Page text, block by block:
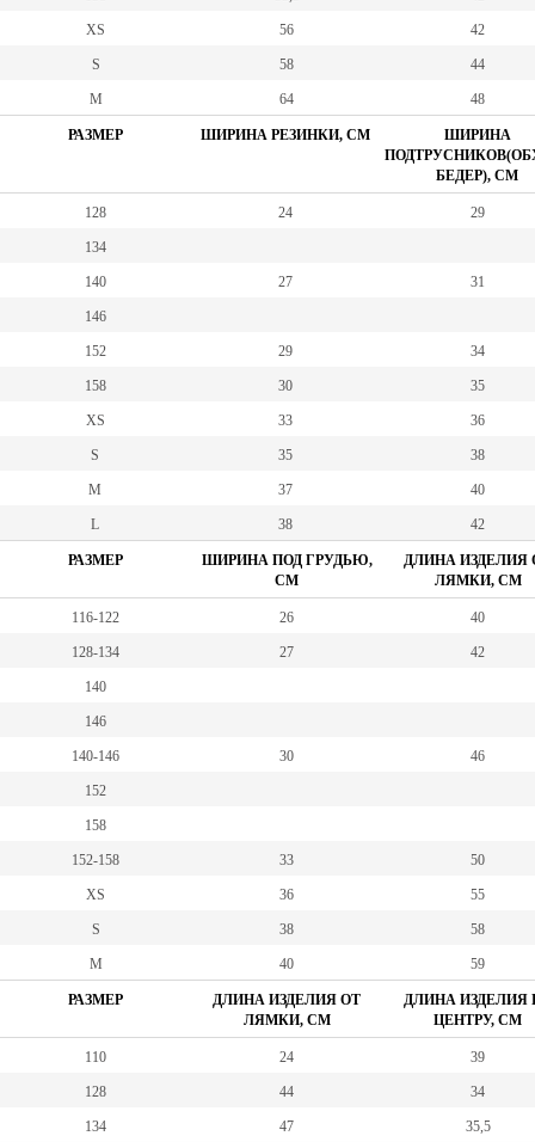
XS 56 42
S 58 44
M 64 48
РАЗМЕР ШИРИНА РЕЗИНКИ, СМ
ШИРИНА
БЕДЕР), СМ
128 24 29
134
140 27 31
146
152 29 34
158 30 35
XS 33 36
S 35 38
M 37 40
L 38 42
РАЗМЕР
ШИРИНА ПОД ГРУДЬЮ,
СМ
ДЛИНА ИЗДЕЛИЯ
ЛЯМКИ, СМ
116-122 26 40
128-134 27 42
140
146
140-146 30 46
152
158
152-158 33 50
XS 36 55
S 38 58
M 40 59
РАЗМЕР
ДЛИНА ИЗДЕЛИЯ ОТ
ЛЯМКИ, СМ
ДЛИНА ИЗДЕЛИЯ
ЦЕНТРУ, СМ
110 24 39
128 44 34
134 47 35,5